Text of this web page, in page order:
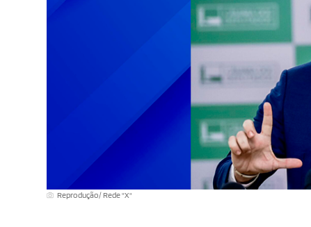
Reprodução/ Rede "X"